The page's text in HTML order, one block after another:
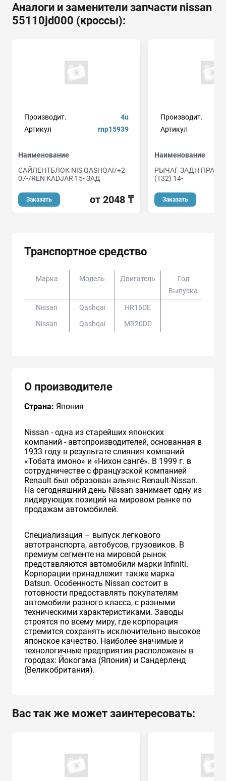
Аналоги и заменители запчасти nissan
55110jd000 (кроссы):
Производит.
4u
Артикул
rnp15939
Наименование
САЙЛЕНТБЛОК NIS QASHQAI/+2
07-/REN KADJAR 15- ЗАД
Заказать от 2048 ₸
Производит.
Артикул
Наименование
РЫЧАГ ЗАДН ПРАВ
(T32) 14-
Заказать
Транспортное средство
Марка Модель Двигатель
Год
Выпуска
Nissan Qashqai
HR16DE
Nissan
Qashqai MR20DD
О производителе
Страна: Япония
Nissan - одна из старейших японских
компаний - автопроизводителей, основанная в
1933 году в результате слияния компаний
«Тобата имоно» и «Нихон сангё». В 1999 г. в
сотрудничестве с французcкой компанией
Renault был образован альянс Renault-Nissan.
На сегодняшний день Nissan занимает одну из
лидирующих позиций на мировом рынке по
продажам автомобилей.
Специализация – выпуск легкового
автотранспорта, автобусов, грузовиков. В
премиум сегменте на мировой рынок
представляются автомобили марки Infiniti.
Корпорации принадлежит также марка
Datsun. Особенность Nissan состоит в
готовности предоставлять покупателям
автомобили разного класса, с разными
техническими характеристиками. Заводы
строятся по всему миру, где корпорация
стремится сохранять исключительно высокое
японское качество. Наиболее значимые и
технологичные предприятия расположены в
городах: Йокогама (Япония) и Сандерленд
(Великобритания).
Вас так же может заинтересовать: